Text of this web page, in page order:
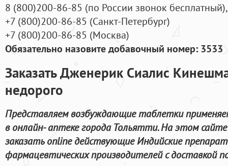
8 (800)200-86-85 (по России звонок бесплатный),
+7 (800)200-86-85 (Санкт-Петербург)
+7 (800)200-86-85 (Москва)
Обязательно назовите добавочный номер: 3533
Заказать Дженерик Сиалис
недорого
Представляем возбуждающие таблетки
в онлайн- аптеке города Тольятти. На этом
заказать online действующие Индийские
фармацевтических производителей с доставкой